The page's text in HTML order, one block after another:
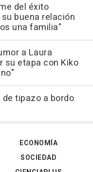
del éxito
buena relación
una familia"
a Laura
su etapa con Kiko
tipazo a bordo
ECONOMÍA
SOCIEDAD